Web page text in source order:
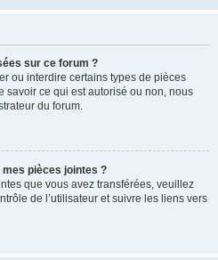
sur ce forum ?
ou interdire certains types de pièces
savoir ce qui est autorisé ou non, nous
du forum.
pièces jointes ?
que vous avez transférées, veuillez
de l’utilisateur et suivre les liens vers